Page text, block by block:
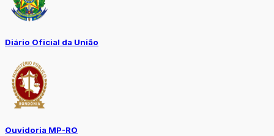
Diário Oficial da União
Ouvidoria MP-RO